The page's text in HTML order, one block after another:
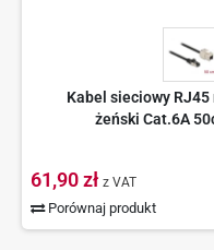
Kabel sieciowy RJ45
żeński Cat.6A
61,90 zł z VAT
Porównaj produkt